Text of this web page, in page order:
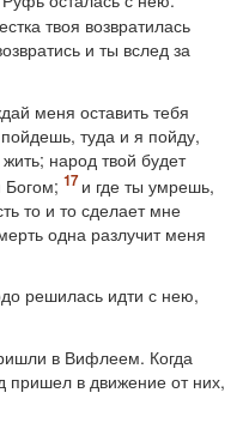
твоя возвратилась
и ты вслед за
меня оставить тебя
туда и я пойду,
народ твой будет
и где ты умрешь,
то и то сделает мне
одна разлучит меня
решилась идти с нею,
в Вифлеем. Когда
в движение от них,